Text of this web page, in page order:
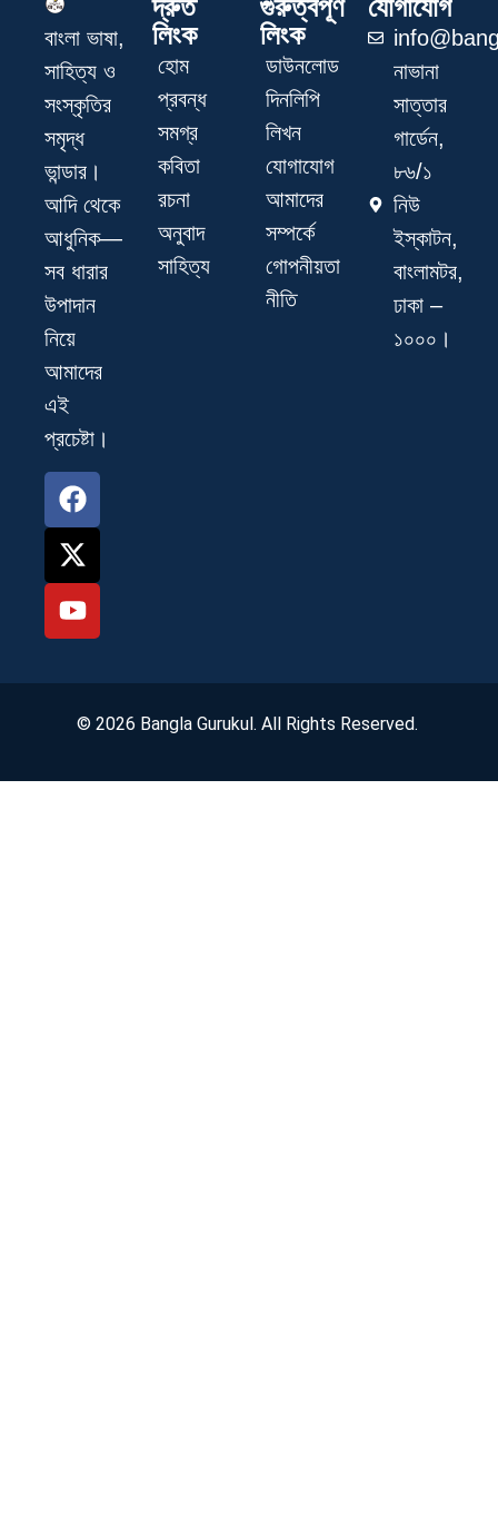
বাংলা ভাষা,
সাহিত্য ও
সংস্কৃতির
সমৃদ্ধ
ভান্ডার।
আদি থেকে
আধুনিক—
সব ধারার
উপাদান
নিয়ে
আমাদের
এই
প্রচেষ্টা।
দ্রুত
লিংক
হোম
প্রবন্ধ
সমগ্র
কবিতা
রচনা
অনুবাদ
সাহিত্য
গুরুত্বপূর্ণ
লিংক
ডাউনলোড
দিনলিপি
লিখন
যোগাযোগ
আমাদের
সম্পর্কে
গোপনীয়তা
নীতি
যোগাযোগ
নাভানা
সাত্তার
গার্ডেন,
৮৬/১
নিউ
ইস্কাটন,
বাংলামটর,
ঢাকা –
১০০০।
© 2026 Bangla Gurukul. All Rights Reserved.